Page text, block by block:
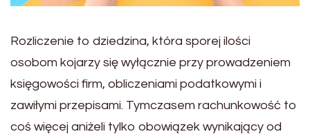
Rozliczenie to dziedzina, która sporej ilości
osobom kojarzy się wyłącznie przy prowadzeniem
księgowości firm, obliczeniami podatkowymi i
zawiłymi przepisami. Tymczasem rachunkowość to
coś więcej aniżeli tylko obowiązek wynikający od